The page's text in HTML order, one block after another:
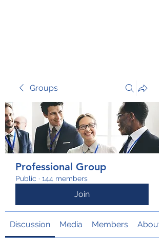
Groups
Professional Group
Public · 144 members
Join
Discussion Media Members About